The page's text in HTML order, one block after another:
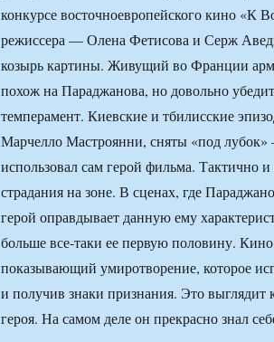
конкурсе восточноевропейского кино «К
режиссера — Олена Фетисова и Серж
козырь картины. Живущий во Франции
похож на Параджанова, но довольно
темперамент. Киевские и тбилисские
Марчелло Мастроянни, сняты «под
использовал сам герой фильма. Тактично
страдания на зоне. В сценах, где
герой оправдывает данную ему
больше все-таки ее первую половину.
показывающий умиротворение, которое
и получив знаки признания. Это выглядит
героя. На самом деле он прекрасно знал